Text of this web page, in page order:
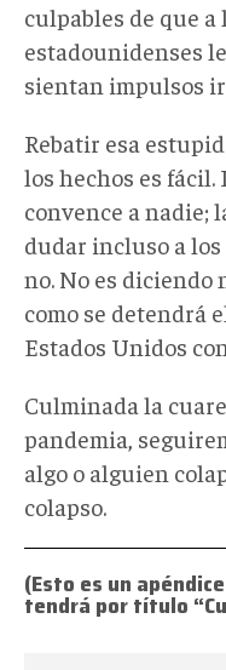
culpables de que a
estadounidenses
sientan impulsos
Rebatir esa
los hechos es fácil.
convence a nadie;
dudar incluso a
no. No es diciendo
como se detendrá
Estados Unidos
Culminada la
pandemia,
algo o alguien
colapso.
(Esto es un
tendrá por título